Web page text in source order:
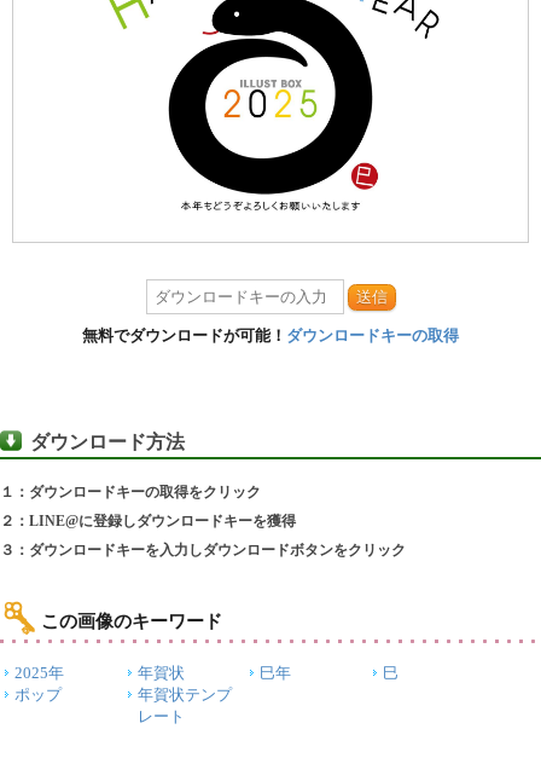
送信
無料でダウンロードが可能！ ダウンロードキーの取得
ダウンロード方法
１：ダウンロードキーの取得をクリック
２：LINE@に登録しダウンロードキーを獲得
３：ダウンロードキーを入力しダウンロードボタンをクリック
この画像のキーワード
2025年 年賀状 巳年
巳
ポップ
年賀状テンプ
レート